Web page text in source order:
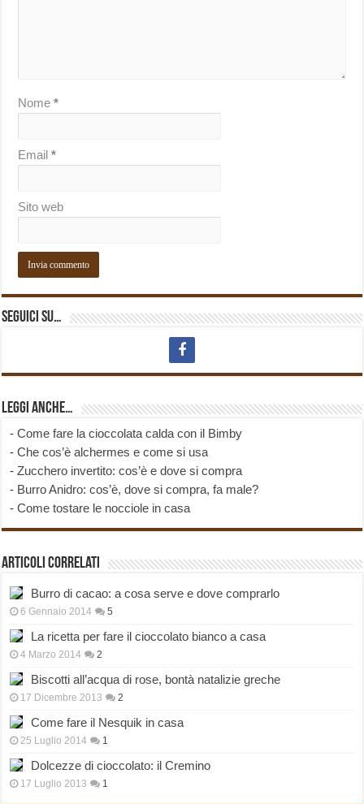
Nome*
Email*
Sito web
Seguici su…
Leggi anche…
-Come fare la cioccolata calda con il Bimby
-Che cos’è alchermes e come si usa
-Zucchero invertito: cos’è e dove si compra
- Burro Anidro: cos’è, dove si compra, fa male?
-Come tostare le nocciole in casa
Articoli correlati
Burro di cacao: a cosa serve e dove comprarlo
6 Gennaio 2014 5
La ricetta per fare il cioccolato bianco a casa
4 Marzo 2014 2
Biscotti all’acqua di rose, bontà natalizie greche
17 Dicembre 2013 2
Come fare il Nesquik in casa
25 Luglio 2014 1
Dolcezze di cioccolato: il Cremino
17 Luglio 2013 1